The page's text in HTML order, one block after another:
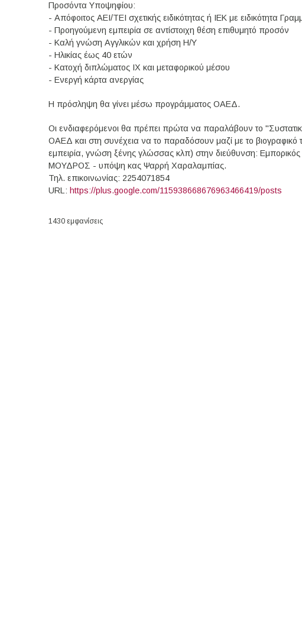
Προσόντα Υποψηφίου:
- Απόφοιτος ΑΕΙ/ΤΕΙ σχετικής ειδικότητας ή ΙΕΚ με ειδικότητα
- Προηγούμενη εμπειρία σε αντίστοιχη θέση επιθυμητό προσόν
- Καλή γνώση Αγγλικών και χρήση Η/Υ
- Ηλικίας έως 40 ετών
- Κατοχή διπλώματος ΙΧ και μεταφορικού μέσου
- Ενεργή κάρτα ανεργίας
Η πρόσληψη θα γίνει μέσω προγράμματος ΟΑΕΔ.
Οι ενδιαφερόμενοι θα πρέπει πρώτα να παραλάβουν το
ΟΑΕΔ και στη συνέχεια να το παραδόσουν μαζί με το βιογραφικό
εμπειρία, γνώση ξένης γλώσσας κλπ) στην διεύθυνση:
ΜΟΥΔΡΟΣ - υπόψη κας Ψαρρή Χαραλαμπίας.
Τηλ. επικοινωνίας: 2254071854
URL: https://plus.google.com/115938668676963466419/posts
1430 εμφανίσεις